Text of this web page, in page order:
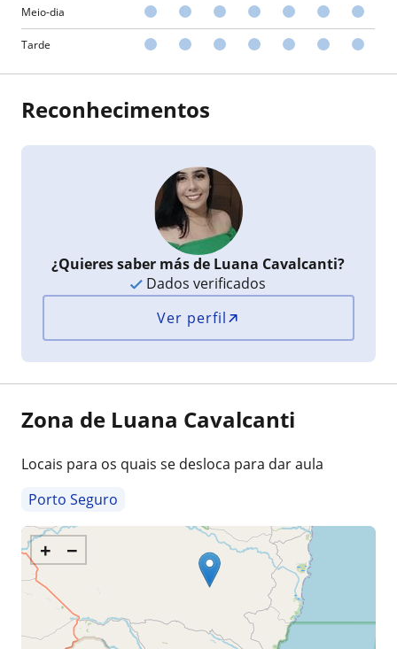
Meio-dia
Tarde
Reconhecimentos
¿Quieres saber más de Luana Cavalcanti?
Dados verificados
Ver perfil
Zona de Luana Cavalcanti
Locais para os quais se desloca para dar aula
Porto Seguro
+ −